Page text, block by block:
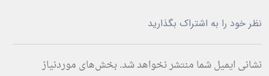
نظر خود را به اشتراک بگذارید
نشانی ایمیل شما منتشر نخواهد شد. بخش‌های موردنیاز